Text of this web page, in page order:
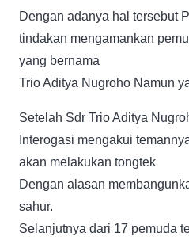
Dengan adanya hal tersebut
tindakan mengamankan
yang bernama
Trio Aditya Nugroho Namun
Setelah Sdr Trio Aditya
Interogasi mengakui
akan melakukan tongtek
Dengan alasan
sahur.
Selanjutnya dari 17 pemuda